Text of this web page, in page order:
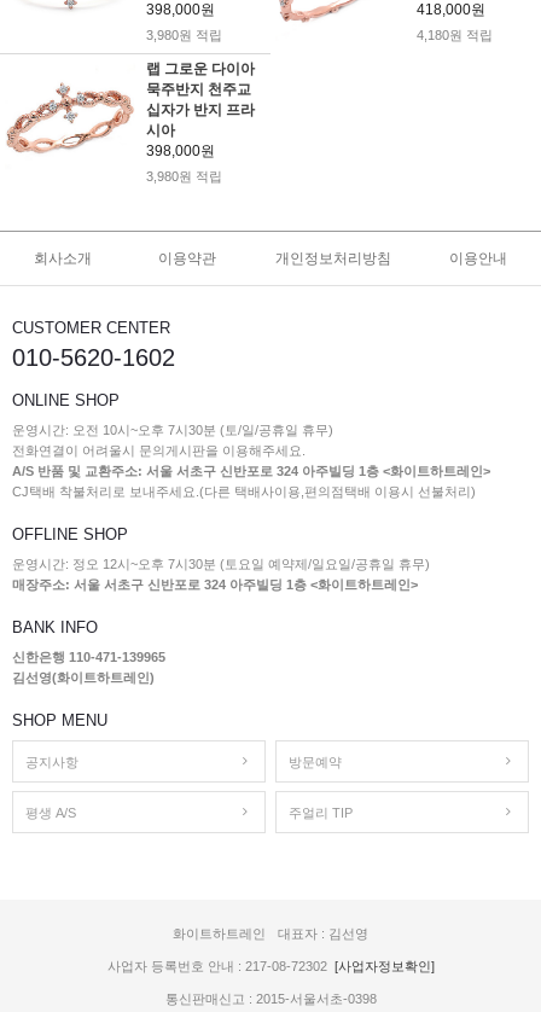
398,000원
3,980원 적립
418,000원
4,180원 적립
랩 그로운 다이아
묵주반지 천주교
십자가 반지 프라
시아
398,000원
3,980원 적립
회사소개 이용약관 개인정보처리방침 이용안내
CUSTOMER CENTER
010-5620-1602
ONLINE SHOP
운영시간: 오전 10시~오후 7시30분 (토/일/공휴일 휴무)
전화연결이 어려울시 문의게시판을 이용해주세요.
A/S 반품 및 교환주소: 서울 서초구 신반포로 324 아주빌딩 1층 <화이트하트레인>
CJ택배 착불처리로 보내주세요.(다른 택배사이용,편의점택배 이용시 선불처리)
OFFLINE SHOP
운영시간: 정오 12시~오후 7시30분 (토요일 예약제/일요일/공휴일 휴무)
매장주소: 서울 서초구 신반포로 324 아주빌딩 1층 <화이트하트레인>
BANK INFO
신한은행 110-471-139965
김선영(화이트하트레인)
SHOP MENU
공지사항 방문예약
평생 A/S 주얼리 TIP
화이트하트레인 대표자 : 김선영
사업자 등록번호 안내 : 217-08-72302 [사업자정보확인]
통신판매신고 : 2015-서울서초-0398